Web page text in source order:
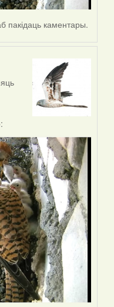
пакідаць каментары.